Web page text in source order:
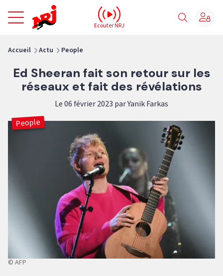
NRJ - Accueil
Ecouter NRJ
Accueil Actu People
Ed Sheeran fait son retour sur les
réseaux et fait des révélations
Le 06 février 2023 par Yanik Farkas
People
© AFP